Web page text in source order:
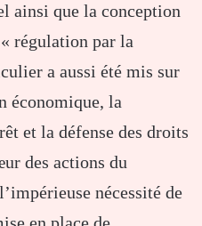
ainsi que la conception
régulation par la
a aussi été mis sur
économique, la
et la défense des droits
des actions du
nécessité de